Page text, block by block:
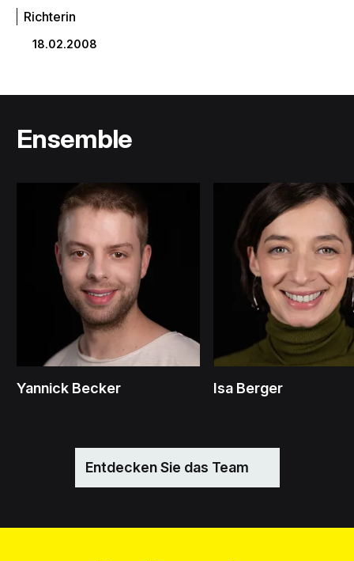
Richterin
18.02.2008
Ensemble
Yannick Becker Isa Berger
Entdecken Sie das Team